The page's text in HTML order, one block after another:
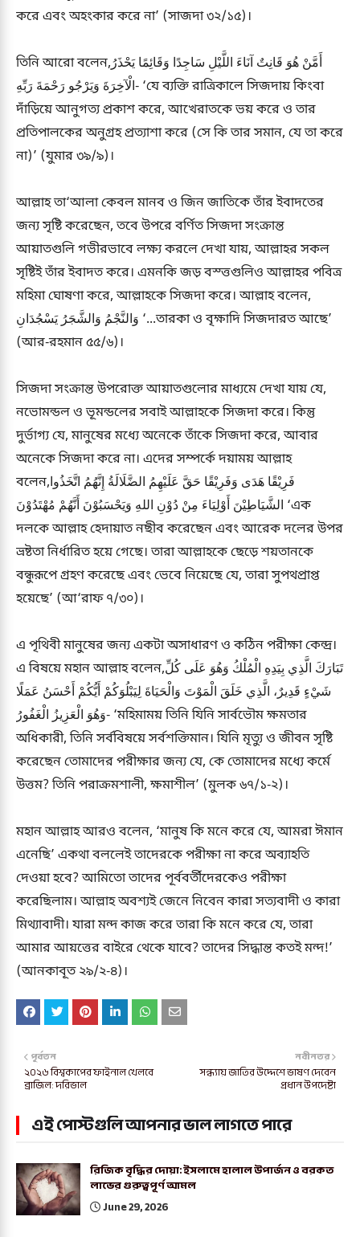
করে এবং অহংকার করে না’ (সাজদা ৩২/১৫)।
তিনি আরো বলেন,أَمَّنْ هُوَ قَانِتٌ آنَاءَ اللَّيْلِ سَاجِدًا وَقَائِمًا يَحْذَرُ
الْآخِرَةَ وَيَرْجُو رَحْمَةَ رَبِّهِ- ‘যে ব্যক্তি রাত্রিকালে সিজদায় কিংবা
দাঁড়িয়ে আনুগত্য প্রকাশ করে, আখেরাতকে ভয় করে ও তার
প্রতিপালকের অনুগ্রহ প্রত্যাশা করে (সে কি তার সমান, যে তা করে
না)’ (যুমার ৩৯/৯)।
আল্লাহ তা‘আলা কেবল মানব ও জিন জাতিকে তাঁর ইবাদতের
জন্য সৃষ্টি করেছেন, তবে উপরে বর্ণিত সিজদা সংক্রান্ত
আয়াতগুলি গভীরভাবে লক্ষ্য করলে দেখা যায়, আল্লাহর সকল
সৃষ্টিই তাঁর ইবাদত করে। এমনকি জড় বস্ত্তগুলিও আল্লাহর পবিত্র
মহিমা ঘোষণা করে, আল্লাহকে সিজদা করে। আল্লাহ বলেন,
وَالنَّجْمُ وَالشَّجَرُ يَسْجُدَانِ ‘...তারকা ও বৃক্ষাদি সিজদারত আছে’
(আর-রহমান ৫৫/৬)।
সিজদা সংক্রান্ত উপরোক্ত আয়াতগুলোর মাধ্যমে দেখা যায় যে,
নভোমন্ডল ও ভূমন্ডলের সবাই আল্লাহকে সিজদা করে। কিন্তু
দুর্ভাগ্য যে, মানুষের মধ্যে অনেকে তাঁকে সিজদা করে, আবার
অনেকে সিজদা করে না। এদের সম্পর্কে দয়াময় আল্লাহ
বলেন,فَرِيْقًا هَدَى وَفَرِيْقًا حَقَّ عَلَيْهِمُ الضَّلَالَةُ إِنَّهُمُ اتَّخَذُوا
الشَّيَاطِيْنَ أَوْلِيَاءَ مِنْ دُوْنِ اللهِ وَيَحْسَبُوْنَ أَنَّهُمْ مُهْتَدُوْنَ ‘এক
দলকে আল্লাহ হেদায়াত নছীব করেছেন এবং আরেক দলের উপর
ভ্রষ্টতা নির্ধারিত হয়ে গেছে। তারা আল্লাহকে ছেড়ে শয়তানকে
বন্ধুরূপে গ্রহণ করেছে এবং ভেবে নিয়েছে যে, তারা সুপথপ্রাপ্ত
হয়েছে’ (আ‘রাফ ৭/৩০)।
এ পৃথিবী মানুষের জন্য একটা অসাধারণ ও কঠিন পরীক্ষা কেন্দ্র।
এ বিষয়ে মহান আল্লাহ বলেন,تَبَارَكَ الَّذِي بِيَدِهِ الْمُلْكُ وَهُوَ عَلَى كُلِّ
شَيْءٍ قَدِيرٌ، الَّذِي خَلَقَ الْمَوْتَ وَالْحَيَاةَ لِيَبْلُوَكُمْ أَيُّكُمْ أَحْسَنُ عَمَلًا
وَهُوَ الْعَزِيزُ الْغَفُورُ- ‘মহিমাময় তিনি যিনি সার্বভৌম ক্ষমতার
অধিকারী, তিনি সর্ববিষয়ে সর্বশক্তিমান। যিনি মৃত্যু ও জীবন সৃষ্টি
করেছেন তোমাদের পরীক্ষার জন্য যে, কে তোমাদের মধ্যে কর্মে
উত্তম? তিনি পরাক্রমশালী, ক্ষমাশীল’ (মুলক ৬৭/১-২)।
মহান আল্লাহ আরও বলেন, ‘মানুষ কি মনে করে যে, আমরা ঈমান
এনেছি’ একথা বললেই তাদেরকে পরীক্ষা না করে অব্যাহতি
দেওয়া হবে? আমিতো তাদের পূর্ববর্তীদেরকেও পরীক্ষা
করেছিলাম। আল্লাহ অবশ্যই জেনে নিবেন কারা সত্যবাদী ও কারা
মিথ্যাবাদী। যারা মন্দ কাজ করে তারা কি মনে করে যে, তারা
আমার আয়ত্তের বাইরে থেকে যাবে? তাদের সিদ্ধান্ত কতই মন্দ!’
(আনকাবূত ২৯/২-৪)।
নবীনতর
সন্ধ্যায় জাতির উদ্দেশে ভাষণ দেবেন
প্রধান উপদেষ্টা
পূর্বতন
২০২৬ বিশ্বকাপের ফাইনাল খেলবে
ব্রাজিল: দরিভাল
এই পোস্টগুলি আপনার ভাল লাগতে পারে
রিজিক বৃদ্ধির দোয়া: ইসলামে হালাল উপার্জন ও বরকত
লাভের গুরুত্বপূর্ণ আমল
June 29, 2026